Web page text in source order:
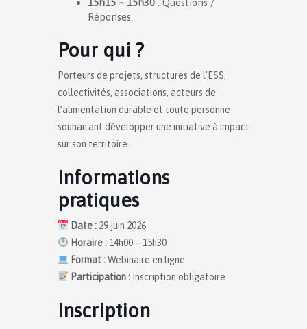
15h15 – 15h30: Questions /
Réponses.
Pour qui ?
Porteurs de projets, structures de l’ESS,
collectivités, associations, acteurs de
l’alimentation durable et toute personne
souhaitant développer une initiative à impact
sur son territoire.
Informations
pratiques
Date :29 juin 2026
Horaire :14h00 – 15h30
Format :Webinaire en ligne
Participation :Inscription obligatoire
Inscription